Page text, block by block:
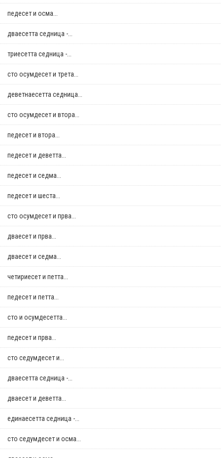
педесет и осма...
дваесетта седница -...
триесетта седница -...
сто осумдесет и трета...
деветнаесетта седница...
сто осумдесет и втора...
педесет и втора...
педесет и деветта...
педесет и седма...
педесет и шеста...
сто осумдесет и прва...
дваесет и прва...
дваесет и седма...
четириесет и петта...
педесет и петта...
сто и осумдесетта...
педесет и прва...
сто седумдесет и...
дваесетта седница -...
дваесет и деветта...
единаесетта седница -...
сто седумдесет и осма...